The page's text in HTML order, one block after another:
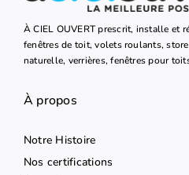
À CIEL OUVERT prescrit, installe et
fenêtres de toit, volets roulants,
naturelle, verrières, fenêtres pour
À propos
Notre Histoire
Nos certifications